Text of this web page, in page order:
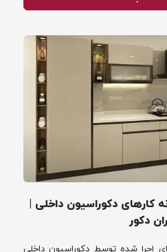
کارهای دکوراسیون داخلی |
دکور